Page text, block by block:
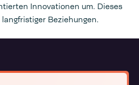
Innovationen um. Dieses
Beziehungen.